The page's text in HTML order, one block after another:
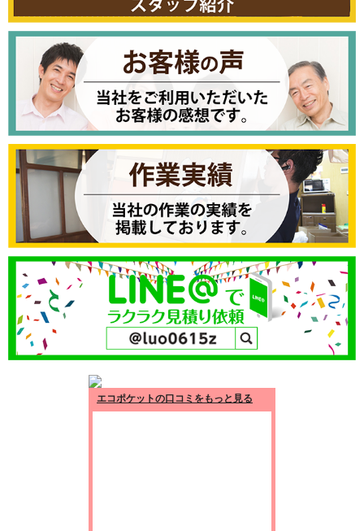
エコポケットの口コミをもっと見る